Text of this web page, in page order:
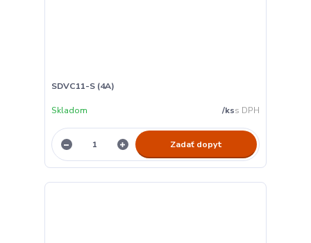
SDVC11-S (4A)
/ks
Skladom
Zadať dopyt